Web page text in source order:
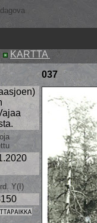
KARTTA
037
Y(I)